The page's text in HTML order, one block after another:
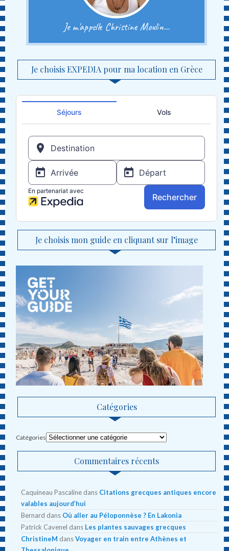
Je m'appelle Christine Moulin...
Je choisis EXPEDIA pour ma location en Grèce
Je choisis mon guide en cliquant sur l’image
Catégories
Catégories
Commentaires récents
Caquineau Pascaline dans Citations grecques antiques encore
valables aujourd’hui
Bernard dans Où aller au Péloponnèse ? En Lakonia
Patrick Cavenel dans Les plantes sauvages grecques
ChristineM dansVoyager en train entre Athènes et